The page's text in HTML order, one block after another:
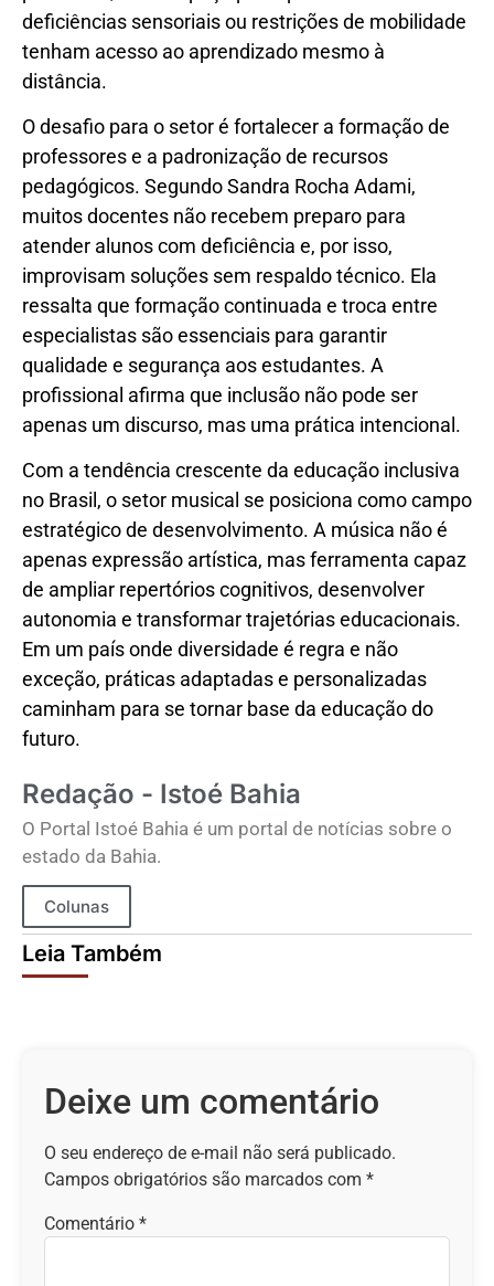
deficiências sensoriais ou restrições de mobilidade
tenham acesso ao aprendizado mesmo à
distância.
O desafio para o setor é fortalecer a formação de
professores e a padronização de recursos
pedagógicos. Segundo Sandra Rocha Adami,
muitos docentes não recebem preparo para
atender alunos com deficiência e, por isso,
improvisam soluções sem respaldo técnico. Ela
ressalta que formação continuada e troca entre
especialistas são essenciais para garantir
qualidade e segurança aos estudantes. A
profissional afirma que inclusão não pode ser
apenas um discurso, mas uma prática intencional.
Com a tendência crescente da educação inclusiva
no Brasil, o setor musical se posiciona como campo
estratégico de desenvolvimento. A música não é
apenas expressão artística, mas ferramenta capaz
de ampliar repertórios cognitivos, desenvolver
autonomia e transformar trajetórias educacionais.
Em um país onde diversidade é regra e não
exceção, práticas adaptadas e personalizadas
caminham para se tornar base da educação do
futuro.
Redação - Istoé Bahia
O Portal Istoé Bahia é um portal de notícias sobre o
estado da Bahia.
Colunas
Leia Também
Deixe um comentário
O seu endereço de e-mail não será publicado.
Campos obrigatórios são marcados com *
Comentário *